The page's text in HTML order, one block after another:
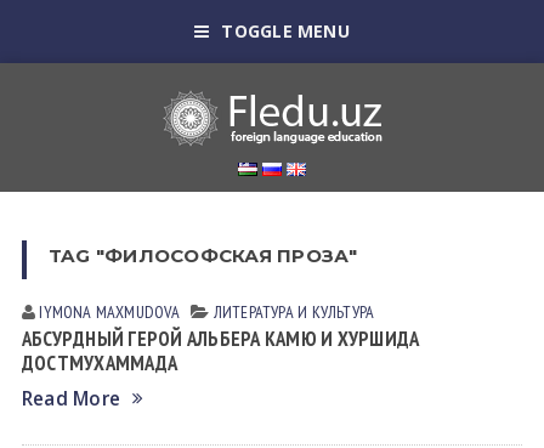
TOGGLE MENU
TAG "ФИЛОСОФСКАЯ ПРОЗА"
IYMONA MAXMUDOVA ЛИТЕРАТУРА И КУЛЬТУРА
АБСУРДНЫЙ ГЕРОЙ АЛЬБЕРА КАМЮ И ХУРШИДА
ДОСТМУХАММАДА
Read More